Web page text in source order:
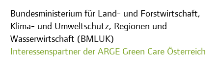
Bundesministerium für Land- und Forstwirtschaft,
Klima- und Umweltschutz, Regionen und
Wasserwirtschaft (BMLUK)
Interessenspartner der ARGE Green Care Österreich